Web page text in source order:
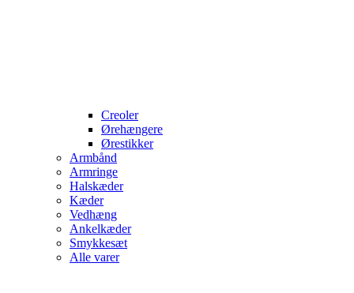
Creoler
Ørehængere
Ørestikker
Armbånd
Armringe
Halskæder
Kæder
Vedhæng
Ankelkæder
Smykkesæt
Alle varer